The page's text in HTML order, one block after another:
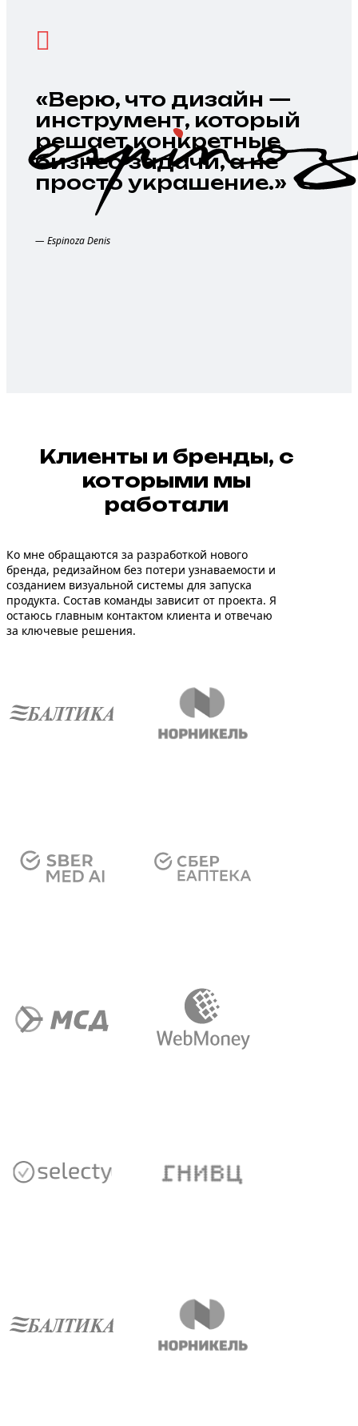
«Верю, что дизайн —
инструмент, который
решает конкретные
бизнес-задачи, а не
просто украшение.»
— Espinoza Denis
Клиенты и бренды, с
которыми мы
работали
Ко мне обращаются за разработкой нового
бренда, редизайном без потери узнаваемости и
созданием визуальной системы для запуска
продукта. Состав команды зависит от проекта. Я
остаюсь главным контактом клиента и отвечаю
за ключевые решения.